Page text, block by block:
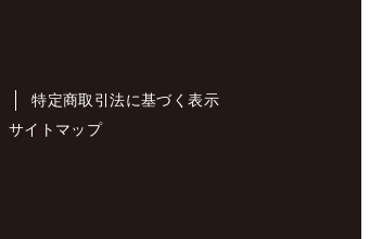
特定商取引法に基づく表示
サイトマップ